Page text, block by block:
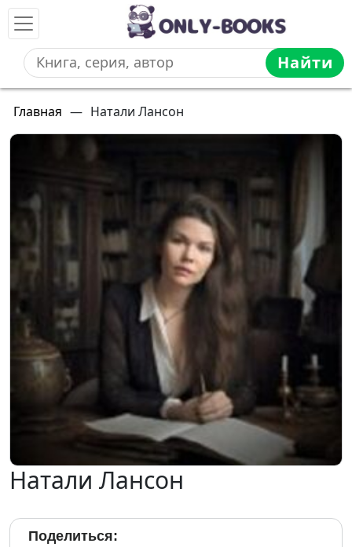
Найти
Главная — Натали Лансон
Натали Лансон
Поделиться: